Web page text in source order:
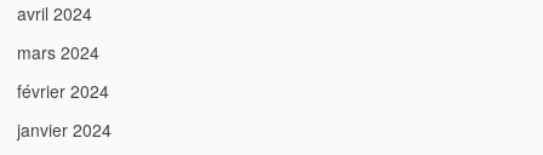
avril 2024
mars 2024
février 2024
janvier 2024